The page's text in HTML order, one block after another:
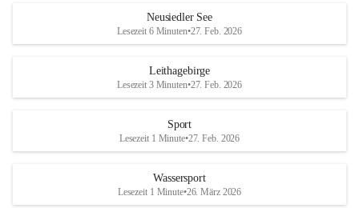
S
und den daraus folgenden wirtschaftlichen
Maßnahmen zur Bekämpfung
Rebe und der Amerikanischen
Anhang VBl. EU Nr. 18
1 Seite•1,4 MB
r
S
Neusiedler See
Lesezeit 6 Minuten•27. Feb. 2026
Leithagebirge
Lesezeit 3 Minuten•27. Feb. 2026
Sport
Lesezeit 1 Minute•27. Feb. 2026
Wassersport
Lesezeit 1 Minute•26. März 2026